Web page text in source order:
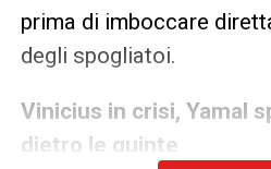
prima di imboccare
degli spogliatoi.
Vinicius in crisi, Yamal
dietro le quinte